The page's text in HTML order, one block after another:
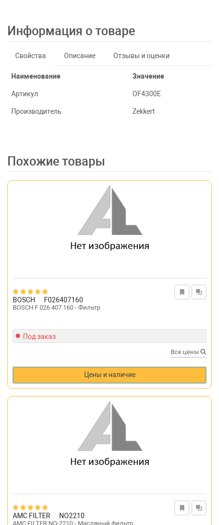
Информация о товаре
Свойства Описание Отзывы и оценки
Наименование Значение
Артикул OF4300E
Производитель Zekkert
Похожие товары
BOSCH F026407160
BOSCH F 026 407 160 - Фильтр
Под заказ
Все цены
Цены и наличие
AMC FILTER NO2210
AMC FILTER NO-2210 - Масляный фильтр